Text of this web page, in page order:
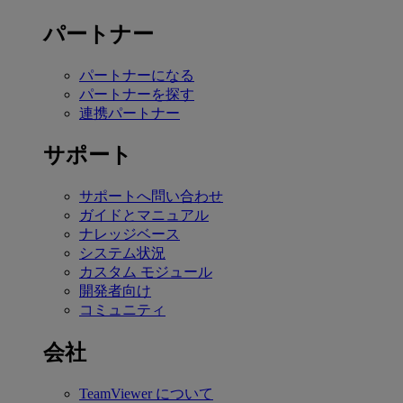
パートナー
パートナーになる
パートナーを探す
連携パートナー
サポート
サポートへ問い合わせ
ガイドとマニュアル
ナレッジベース
システム状況
カスタム モジュール
開発者向け
コミュニティ
会社
TeamViewer について